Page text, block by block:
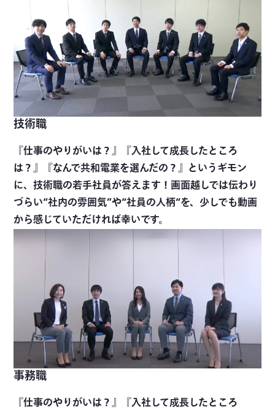
技術職
『仕事のやりがいは？』『入社して成長したところ
は？』『なんで共和電業を選んだの？』というギモン
に、技術職の若手社員が答えます！画面越しでは伝わり
づらい“社内の雰囲気”や“社員の人柄“を、少しでも動画
から感じていただければ幸いです。
事務職
『仕事のやりがいは？』『入社して成長したところ